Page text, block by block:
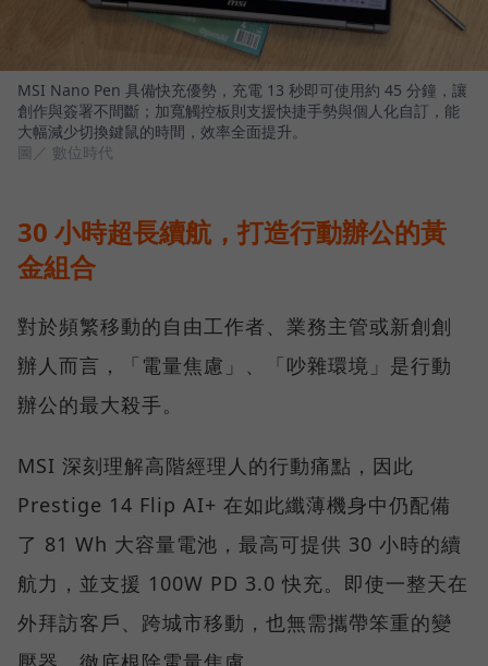
MSI Nano Pen 具備快充優勢，充電 13 秒即可使用約 45 分鐘，讓
創作與簽署不間斷；加寬觸控板則支援快捷手勢與個人化自訂，能
大幅減少切換鍵鼠的時間，效率全面提升。
圖／ 數位時代
30 小時超長續航，打造行動辦公的黃
金組合
對於頻繁移動的自由工作者、業務主管或新創創
辦人而言，「電量焦慮」、「吵雜環境」是行動
辦公的最大殺手。
MSI 深刻理解高階經理人的行動痛點，因此
Prestige 14 Flip AI+ 在如此纖薄機身中仍配備
了 81 Wh 大容量電池，最高可提供 30 小時的續
航力，並支援 100W PD 3.0 快充。即使一整天在
外拜訪客戶、跨城市移動，也無需攜帶笨重的變